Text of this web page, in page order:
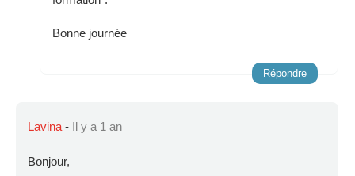
Bonne journée
Répondre
Lavina - Il y a 1 an
Bonjour,